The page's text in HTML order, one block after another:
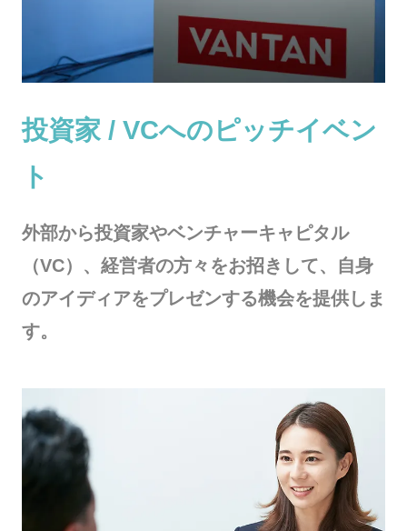
投資家 / VCへのピッチイベン
ト
外部から投資家やベンチャーキャピタル
（VC）、経営者の方々をお招きして、自身
のアイディアをプレゼンする機会を提供しま
す。